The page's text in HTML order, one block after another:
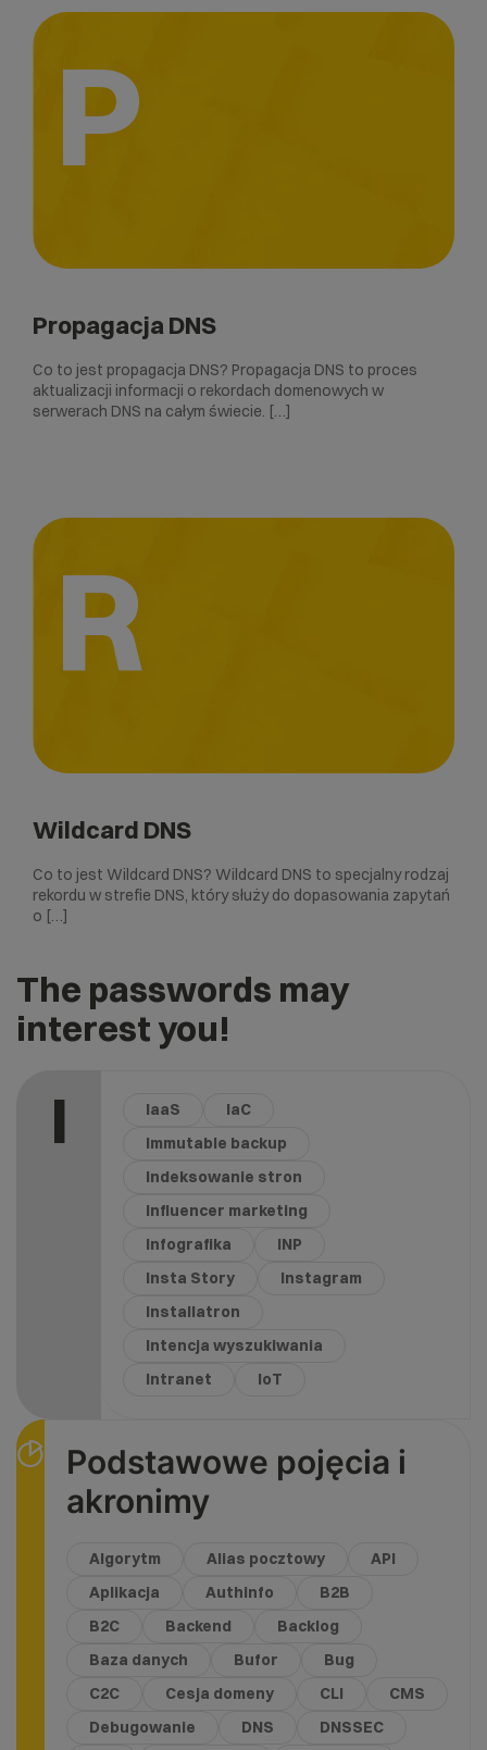
P
Propagacja DNS
Co to jest propagacja DNS? Propagacja DNS to proces
aktualizacji informacji o rekordach domenowych w
serwerach DNS na całym świecie. […]
R
Wildcard DNS
Co to jest Wildcard DNS? Wildcard DNS to specjalny rodzaj
rekordu w strefie DNS, który służy do dopasowania zapytań
o […]
The passwords may
interest you!
I IaaS
IaC
Immutable backup
Indeksowanie stron
Influencer marketing
Infografika
INP
Insta Story
Instagram
Installatron
Intencja wyszukiwania
Intranet
IoT
Podstawowe pojęcia i
akronimy
Algorytm Alias pocztowy
API
Aplikacja
Authinfo
B2B
B2C
Backend
Backlog
Baza danych
Bufor
Bug
C2C
Cesja domeny CLI
CMS
Debugowanie
DNS
DNSSEC